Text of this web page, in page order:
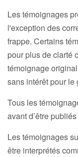
Les témoignages
l'exception des
frappe. Certains
pour plus de clarté
témoignage
sans intérêt pour le
Tous les
avant d’être
Les témoignages
être interprétés